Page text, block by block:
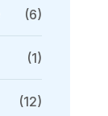
(6)
(1)
(12)